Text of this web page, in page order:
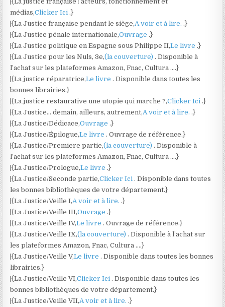
médias,Clicker Ici .}
|{La Justice française pendant le siège,A voir et à lire. .}
|{La Justice pénale internationale,Ouvrage .}
|{La Justice politique en Espagne sous Philippe II,Le livre .}
|{La Justice pour les Nuls, 3e,(la couverture) . Disponible à
l’achat sur les plateformes Amazon, Fnac, Cultura ….}
|{La justice réparatrice,Le livre . Disponible dans toutes les
bonnes librairies.}
|{La justice restaurative une utopie qui marche ?,Clicker Ici .}
|{La Justice… demain, ailleurs, autrement,A voir et à lire. .}
|{La Justice/Dédicace,Ouvrage .}
|{La Justice/Épilogue,Le livre . Ouvrage de référence.}
|{La Justice/Premiere partie,(la couverture) . Disponible à
l’achat sur les plateformes Amazon, Fnac, Cultura ….}
|{La Justice/Prologue,Le livre .}
|{La Justice/Seconde partie,Clicker Ici . Disponible dans toutes
les bonnes bibliothèques de votre département.}
|{La Justice/Veille I,A voir et à lire. .}
|{La Justice/Veille III,Ouvrage .}
|{La Justice/Veille IV,Le livre . Ouvrage de référence.}
|{La Justice/Veille IX,(la couverture) . Disponible à l’achat sur
les plateformes Amazon, Fnac, Cultura ….}
|{La Justice/Veille V,Le livre . Disponible dans toutes les bonnes
librairies.}
|{La Justice/Veille VI,Clicker Ici . Disponible dans toutes les
bonnes bibliothèques de votre département.}
|{La Justice/Veille VII,A voir et à lire. .}